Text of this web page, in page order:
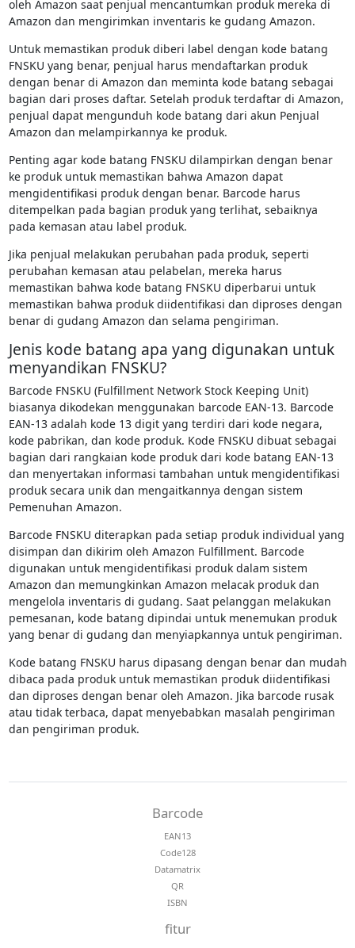
oleh Amazon saat penjual mencantumkan produk mereka di
Amazon dan mengirimkan inventaris ke gudang Amazon.
Untuk memastikan produk diberi label dengan kode batang
FNSKU yang benar, penjual harus mendaftarkan produk
dengan benar di Amazon dan meminta kode batang sebagai
bagian dari proses daftar. Setelah produk terdaftar di Amazon,
penjual dapat mengunduh kode batang dari akun Penjual
Amazon dan melampirkannya ke produk.
Penting agar kode batang FNSKU dilampirkan dengan benar
ke produk untuk memastikan bahwa Amazon dapat
mengidentifikasi produk dengan benar. Barcode harus
ditempelkan pada bagian produk yang terlihat, sebaiknya
pada kemasan atau label produk.
Jika penjual melakukan perubahan pada produk, seperti
perubahan kemasan atau pelabelan, mereka harus
memastikan bahwa kode batang FNSKU diperbarui untuk
memastikan bahwa produk diidentifikasi dan diproses dengan
benar di gudang Amazon dan selama pengiriman.
Jenis kode batang apa yang digunakan untuk
menyandikan FNSKU?
Barcode FNSKU (Fulfillment Network Stock Keeping Unit)
biasanya dikodekan menggunakan barcode EAN-13. Barcode
EAN-13 adalah kode 13 digit yang terdiri dari kode negara,
kode pabrikan, dan kode produk. Kode FNSKU dibuat sebagai
bagian dari rangkaian kode produk dari kode batang EAN-13
dan menyertakan informasi tambahan untuk mengidentifikasi
produk secara unik dan mengaitkannya dengan sistem
Pemenuhan Amazon.
Barcode FNSKU diterapkan pada setiap produk individual yang
disimpan dan dikirim oleh Amazon Fulfillment. Barcode
digunakan untuk mengidentifikasi produk dalam sistem
Amazon dan memungkinkan Amazon melacak produk dan
mengelola inventaris di gudang. Saat pelanggan melakukan
pemesanan, kode batang dipindai untuk menemukan produk
yang benar di gudang dan menyiapkannya untuk pengiriman.
Kode batang FNSKU harus dipasang dengan benar dan mudah
dibaca pada produk untuk memastikan produk diidentifikasi
dan diproses dengan benar oleh Amazon. Jika barcode rusak
atau tidak terbaca, dapat menyebabkan masalah pengiriman
dan pengiriman produk.
Barcode
EAN13
Code128
Datamatrix
QR
ISBN
fitur